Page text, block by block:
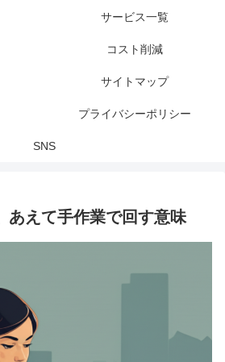
サービス一覧
コスト削減
サイトマップ
プライバシーポリシー
SNS
あえて手作業で回す意味